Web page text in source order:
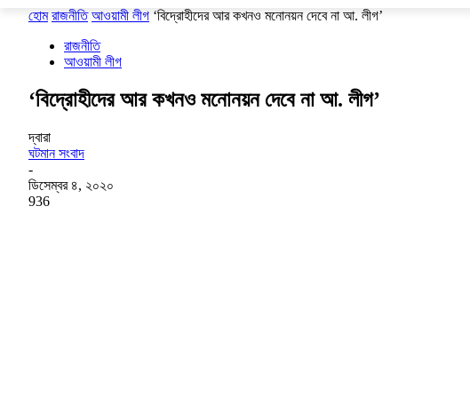
হোম রাজনীতি আওয়ামী লীগ ‘বিদ্রোহীদের আর কখনও মনোনয়ন দেবে না আ. লীগ’
রাজনীতি
আওয়ামী লীগ
‘বিদ্রোহীদের আর কখনও মনোনয়ন দেবে না আ. লীগ’
দ্বারা
ঘটমান সংবাদ
-
ডিসেম্বর ৪, ২০২০
936